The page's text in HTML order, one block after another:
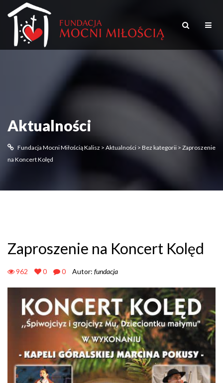
Aktualności
Fundacja Mocni Miłością Kalisz > Aktualności > Bez kategorii > Zaproszenie
na Koncert Kolęd
Zaproszenie na Koncert Kolęd
962 0 0 Autor: fundacja